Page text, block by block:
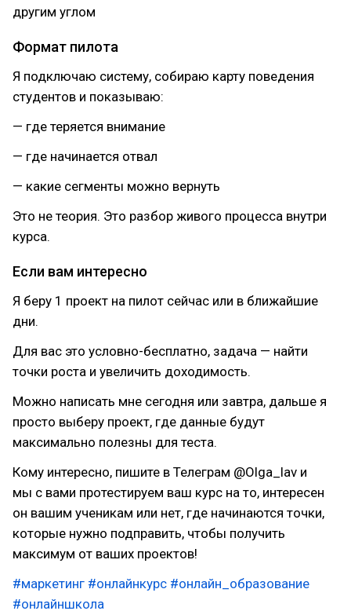
другим углом
Формат пилота
Я подключаю систему, собираю карту поведения
студентов и показываю:
— где теряется внимание
— где начинается отвал
— какие сегменты можно вернуть
Это не теория. Это разбор живого процесса внутри
курса.
Если вам интересно
Я беру 1 проект на пилот сейчас или в ближайшие
дни.
Для вас это условно-бесплатно, задача — найти
точки роста и увеличить доходимость.
Можно написать мне сегодня или завтра, дальше я
просто выберу проект, где данные будут
максимально полезны для теста.
Кому интересно, пишите в Телеграм @Olga_lav и
мы с вами протестируем ваш курс на то, интересен
он вашим ученикам или нет, где начинаются точки,
которые нужно подправить, чтобы получить
максимум от ваших проектов!
#маркетинг #онлайнкурс #онлайн_образование
#онлайншкола